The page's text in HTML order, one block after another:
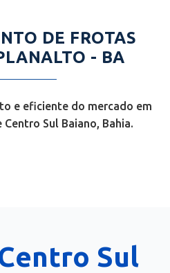
DE FROTAS
- BA
e eficiente do mercado em
Sul Baiano, Bahia.
Sul